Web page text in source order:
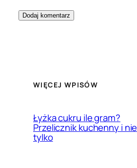
WIĘCEJ WPISÓW
Łyżka cukru ile gram?
Przelicznik kuchenny i nie
tylko